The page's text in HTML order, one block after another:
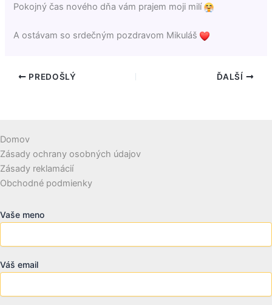
Pokojný čas nového dňa vám prajem moji milí
A ostávam so srdečným pozdravom Mikuláš
PREDOŠLÝ ĎALŠÍ
Domov
Zásady ochrany osobných údajov
Zásady reklamácií
Obchodné podmienky
Vaše meno
Váš email